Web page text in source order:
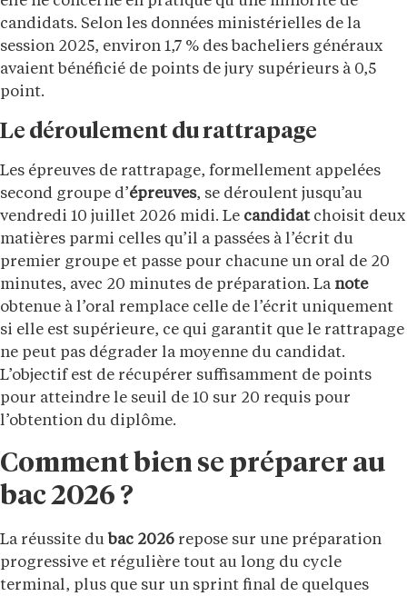
candidats. Selon les données ministérielles de la
session 2025, environ 1,7 % des bacheliers généraux
avaient bénéficié de points de jury supérieurs à 0,5
point.
Le déroulement du rattrapage
Les épreuves de rattrapage, formellement appelées
second groupe d’épreuves, se déroulent jusqu’au
vendredi 10 juillet 2026 midi. Le candidatchoisit deux
matières parmi celles qu’il a passées à l’écrit du
premier groupe et passe pour chacune un oral de 20
minutes, avec 20 minutes de préparation. La note
obtenue à l’oral remplace celle de l’écrit uniquement
si elle est supérieure, ce qui garantit que le rattrapage
ne peut pas dégrader la moyenne du candidat.
L’objectif est de récupérer suffisamment de points
pour atteindre le seuil de 10 sur 20 requis pour
l’obtention du diplôme.
Comment bien se préparer au
bac 2026 ?
La réussite du bac 2026 repose sur une préparation
progressive et régulière tout au long du cycle
terminal, plus que sur un sprint final de quelques